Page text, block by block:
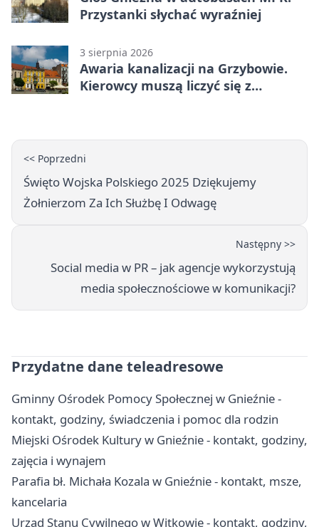
Przystanki słychać wyraźniej
3 sierpnia 2026
Awaria kanalizacji na Grzybowie.
Kierowcy muszą liczyć się z
<< Poprzedni
Święto Wojska Polskiego 2025 Dziękujemy
Żołnierzom Za Ich Służbę I Odwagę
Następny >>
Social media w PR – jak agencje wykorzystują
media społecznościowe w komunikacji?
Przydatne dane teleadresowe
Gminny Ośrodek Pomocy Społecznej w Gnieźnie -
kontakt, godziny, świadczenia i pomoc dla rodzin
Miejski Ośrodek Kultury w Gnieźnie - kontakt, godziny,
zajęcia i wynajem
Parafia bł. Michała Kozala w Gnieźnie - kontakt, msze,
kancelaria
Urząd Stanu Cywilnego w Witkowie - kontakt, godziny,